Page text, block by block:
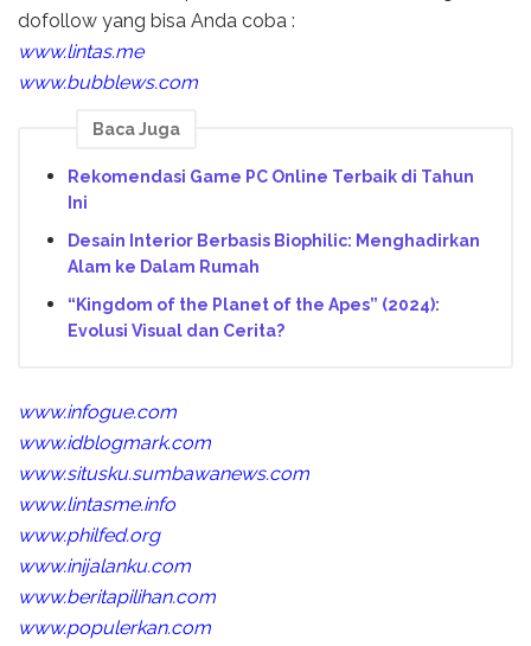
dofollow yang bisa Anda coba :
www.lintas.me
www.bubblews.com
Baca Juga
Rekomendasi Game PC Online Terbaik di Tahun
Ini
Desain Interior Berbasis Biophilic: Menghadirkan
Alam ke Dalam Rumah
“Kingdom of the Planet of the Apes” (2024):
Evolusi Visual dan Cerita?
www.infogue.com
www.idblogmark.com
www.situsku.sumbawanews.com
www.lintasme.info
www.philfed.org
www.inijalanku.com
www.beritapilihan.com
www.populerkan.com